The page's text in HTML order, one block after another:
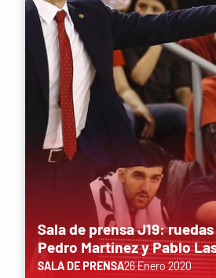
Sala de prensa J19:
Pedro Martínez y Pablo
SALA DE PRENSA26 Enero 2020